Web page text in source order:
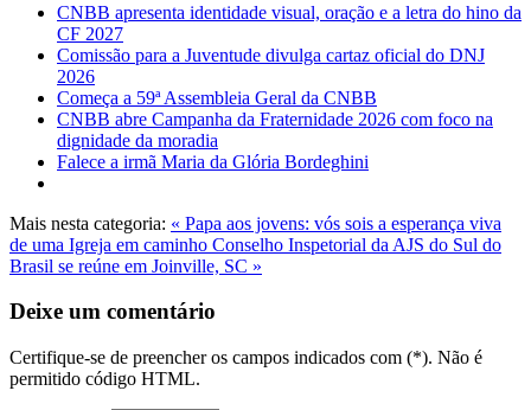
CNBB apresenta identidade visual, oração e a letra do hino da
CF 2027
Comissão para a Juventude divulga cartaz oficial do DNJ
2026
Começa a 59ª Assembleia Geral da CNBB
CNBB abre Campanha da Fraternidade 2026 com foco na
dignidade da moradia
Falece a irmã Maria da Glória Bordeghini
Mais nesta categoria: « Papa aos jovens: vós sois a esperança viva
de uma Igreja em caminho Conselho Inspetorial da AJS do Sul do
Brasil se reúne em Joinville, SC »
Deixe um comentário
Certifique-se de preencher os campos indicados com (*). Não é
permitido código HTML.